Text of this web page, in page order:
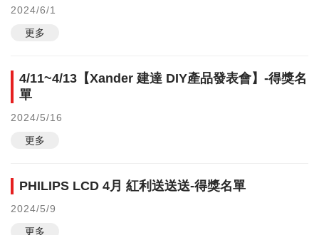
2024/6/1
更多
4/11~4/13【Xander 建達 DIY產品發表會】-得獎名
單
2024/5/16
更多
PHILIPS LCD 4月 紅利送送送-得獎名單
2024/5/9
更多